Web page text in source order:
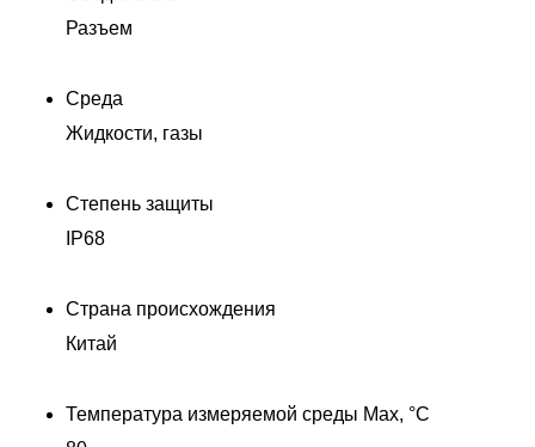
Разъем
Среда
Жидкости, газы
Степень защиты
IP68
Страна происхождения
Китай
Температура измеряемой среды Max, °C